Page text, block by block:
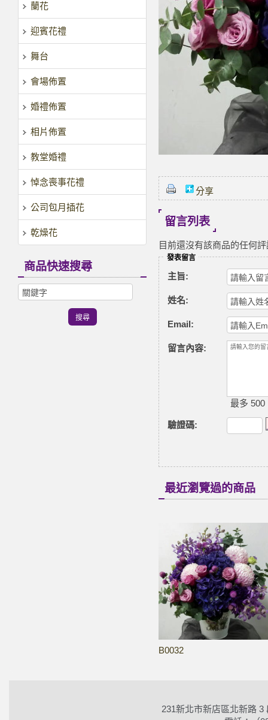
蘭花
迎賓花禮
舞台
會場佈置
婚禮佈置
相片佈置
教堂婚禮
悼念喪事花禮
公司包月插花
乾燥花
商品快速搜尋
分享
留言列表
目前還沒有該商品的任何
發表留言
主旨:
姓名:
Email:
留言內容:
最多 500
驗證碼:
最近瀏覽過的商品
B0032
231新北市新店區北新路